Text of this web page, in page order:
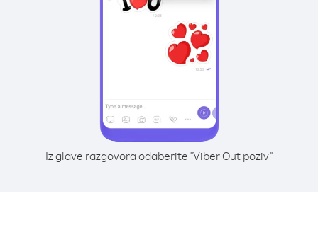
Iz glave razgovora odaberite "Viber Out poziv"